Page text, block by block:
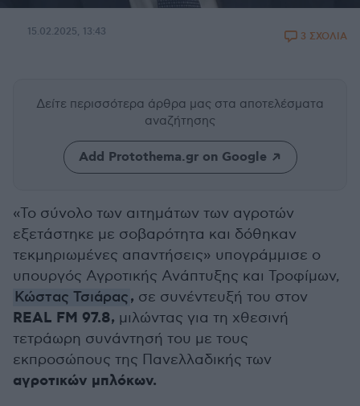
15.02.2025, 13:43 3 ΣΧΟΛΙΑ
Δείτε περισσότερα άρθρα μας στα αποτελέσματα
αναζήτησης
Add Protothema.gr on Google
«Το σύνολο των αιτημάτων των αγροτών
εξετάστηκε με σοβαρότητα και δόθηκαν
τεκμηριωμένες απαντήσεις» υπογράμμισε ο
υπουργός Αγροτικής Ανάπτυξης και Τροφίμων,
Κώστας Τσιάρας, σε συνέντευξή του στον
REAL FM 97.8, μιλώντας για τη χθεσινή
τετράωρη συνάντησή του με τους
εκπροσώπους της Πανελλαδικής των
αγροτικών μπλόκων.